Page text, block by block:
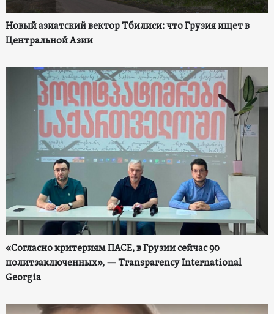
Новый азиатский вектор Тбилиси: что Грузия ищет в
Центральной Азии
«Согласно критериям ПАСЕ, в Грузии сейчас 90
политзаключенных», — Transparency International
Georgia